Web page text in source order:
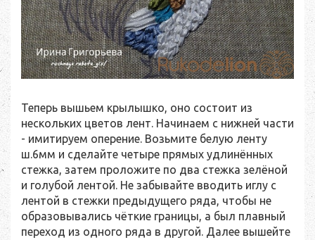
Теперь вышьем крылышко, оно состоит из
нескольких цветов лент. Начинаем с нижней части
- имитируем оперение. Возьмите белую ленту
ш.6мм и сделайте четыре прямых удлинённых
стежка, затем проложите по два стежка зелёной
и голубой лентой. Не забывайте вводить иглу с
лентой в стежки предыдущего ряда, чтобы не
образовывались чёткие границы, а был плавный
переход из одного ряда в другой. Далее вышейте